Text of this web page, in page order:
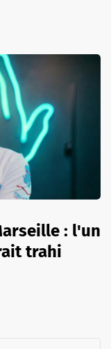
: l'un
trahi